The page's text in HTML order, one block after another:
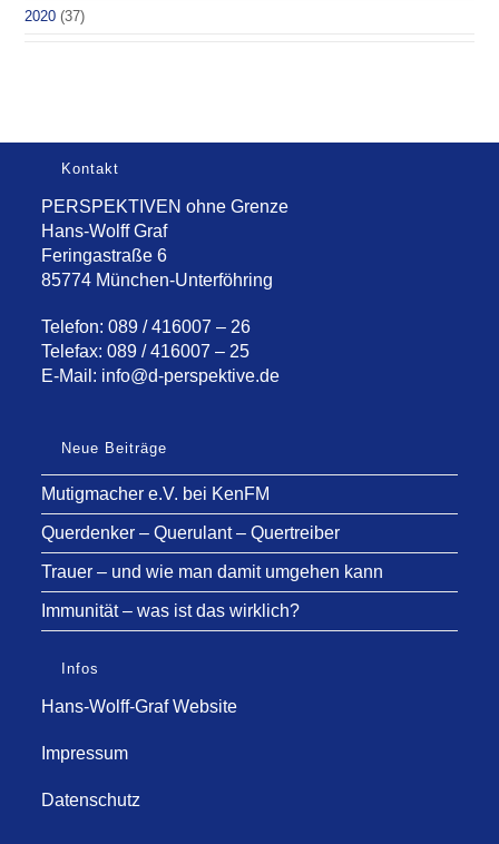
2020 (37)
Kontakt
PERSPEKTIVEN ohne Grenze
Hans-Wolff Graf
Feringastraße 6
85774 München-Unterföhring
Telefon: 089 / 416007 – 26
Telefax: 089 / 416007 – 25
E-Mail: info@d-perspektive.de
Neue Beiträge
Mutigmacher e.V. bei KenFM
Querdenker – Querulant – Quertreiber
Trauer – und wie man damit umgehen kann
Immunität – was ist das wirklich?
Infos
Hans-Wolff-Graf Website
Impressum
Datenschutz